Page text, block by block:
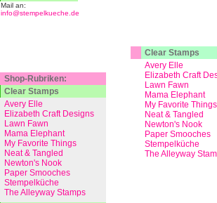
Clear Stamps
Avery Elle
Elizabeth Craft
Lawn Fawn
Mama Elephant
My Favorite Things
Neat & Tangled
Newton's Nook
Paper Smooches
Stempelküche
The Alleyway
Mail an:
info@stempelkueche.de
Shop-Rubriken:
Clear Stamps
Avery Elle
Elizabeth Craft Designs
Lawn Fawn
Mama Elephant
My Favorite Things
Neat & Tangled
Newton's Nook
Paper Smooches
Stempelküche
The Alleyway Stamps